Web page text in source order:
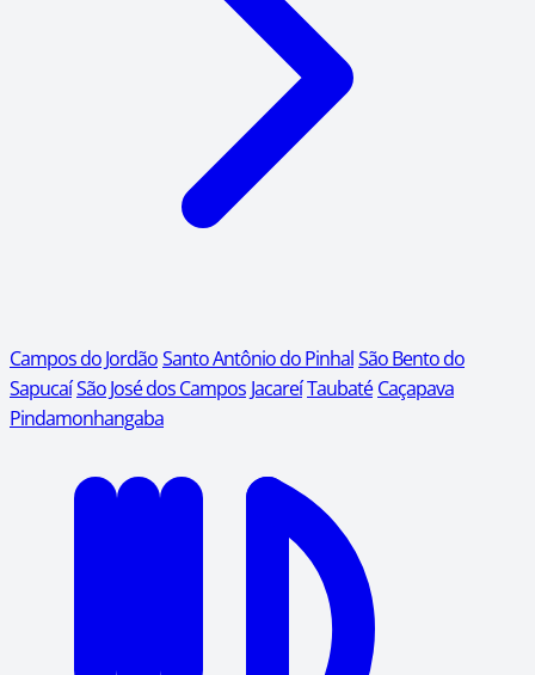
Campos do JordãoSanto Antônio do PinhalSão Bento do
SapucaíSão José dos Campos JacareíTaubaté Caçapava
Pindamonhangaba